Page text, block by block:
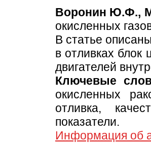
Воронин Ю.Ф.,
окисленных
В статье
в отливках блок
двигателей
Ключевые
окисленных
отливка,
показатели.
Информация об